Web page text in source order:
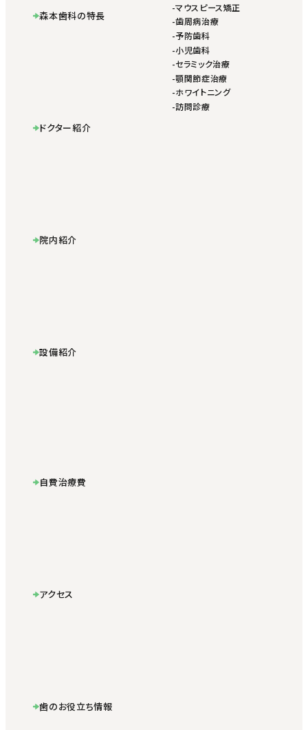
森本歯科の特長
ドクター紹介
院内紹介
設備紹介
マウスピース矯正
歯周病治療
予防歯科
小児歯科
セラミック治療
顎関節症治療
ホワイトニング
訪問診療
自費治療費
アクセス
歯のお役立ち情報